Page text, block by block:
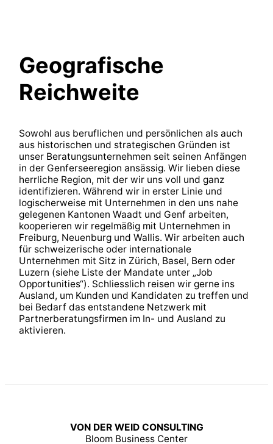
Geografische
Reichweite
Sowohl aus beruflichen und persönlichen als auch
aus historischen und strategischen Gründen ist
unser Beratungsunternehmen seit seinen Anfängen
in der Genferseeregion ansässig. Wir lieben diese
herrliche Region, mit der wir uns voll und ganz
identifizieren. Während wir in erster Linie und
logischerweise mit Unternehmen in den uns nahe
gelegenen Kantonen Waadt und Genf arbeiten,
kooperieren wir regelmäßig mit Unternehmen in
Freiburg, Neuenburg und Wallis. Wir arbeiten auch
für schweizerische oder internationale
Unternehmen mit Sitz in Zürich, Basel, Bern oder
Luzern (siehe Liste der Mandate unter „Job
Opportunities“). Schliesslich reisen wir gerne ins
Ausland, um Kunden und Kandidaten zu treffen und
bei Bedarf das entstandene Netzwerk mit
Partnerberatungsfirmen im In- und Ausland zu
aktivieren.
VON DER WEID CONSULTING
Bloom Business Center